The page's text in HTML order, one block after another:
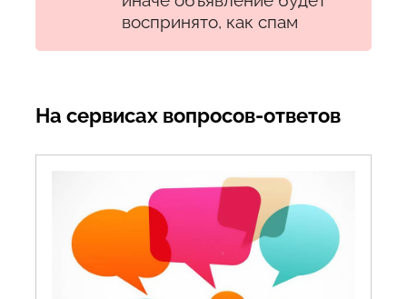
воспринято, как спам
На сервисах вопросов-ответов